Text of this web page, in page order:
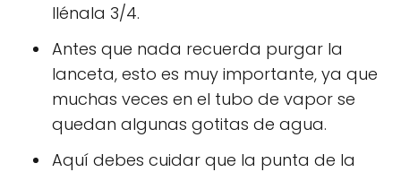
llénala 3/4.
Antes que nada recuerda purgar la
lanceta, esto es muy importante, ya que
muchas veces en el tubo de vapor se
quedan algunas gotitas de agua.
Aquí debes cuidar que la punta de la